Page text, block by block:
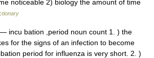
noticeable 2) biology the amount of time
— incu bation ,period noun count 1. ) the
for the signs of an infection to become
period for influenza is very short. 2. )